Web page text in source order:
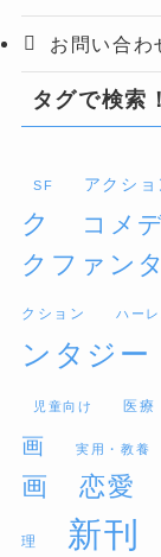
お問い合わ
タグで検索！
SF アクショ
ク
コメ
クファン
クション ハーレ
ンタジー
児童向け 医療
画
実用・教養
画
恋愛
理 新刊